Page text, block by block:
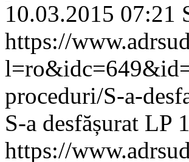
10.03.2015 07:21
https://
proceduri/S-a-
S-a desfășurat LP
https://